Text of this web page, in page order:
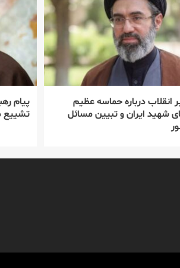
انقلاب درباره حماسه عظیم
شهید ایران و تبیین مسائل
پیام
تشییع